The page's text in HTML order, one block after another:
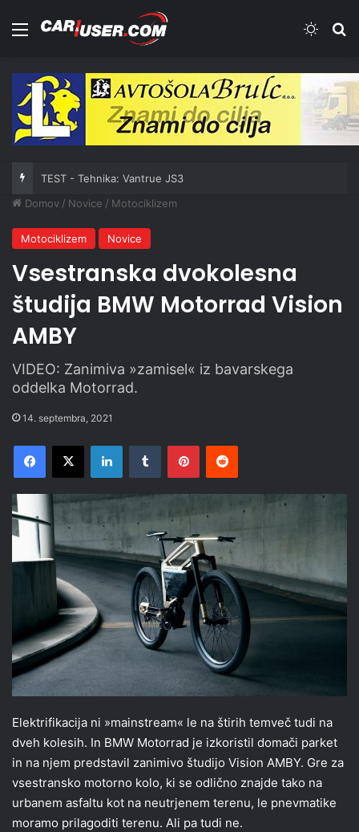
Meni
TEST - Tehnika: Vantrue JS3
Domov / Novice / Motociklizem
Motociklizem Novice
Vsestranska dvokolesna
študija BMW Motorrad Vision
AMBY
VIDEO: Zanimiva »zamisel« iz bavarskega
oddelka Motorrad.
14. septembra, 2021
Facebook
X LinkedInTumblr PinterestReddit
Elektrifikacija ni »mainstream« le na štirih temveč tudi na
dveh kolesih. In BMW Motorrad je izkoristil domači parket
in na njem predstavil zanimivo študijo Vision AMBY. Gre za
vsestransko motorno kolo, ki se odlično znajde tako na
urbanem asfaltu kot na neutrjenem terenu, le pnevmatike
moramo prilagoditi terenu. Ali pa tudi ne.